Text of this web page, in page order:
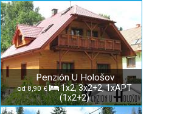
Penzión U Hološov
od 8,90 €
1x2, 3x2+2, 1xAPT
(1x2+2)